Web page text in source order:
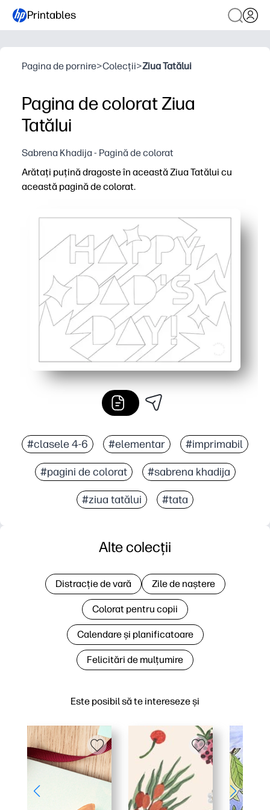
Printables
Pagina de pornire>Colecții>Ziua Tatălui
Pagina de colorat Ziua
Tatălui
Sabrena Khadija - Pagină de colorat
Arătați puțină dragoste în această Ziua Tatălui cu
această pagină de colorat.
#clasele 4-6 #elementar #imprimabil
#pagini de colorat #sabrena khadija
#ziua tatălui #tata
Este posibil să te intereseze și
Alte colecții
Distracție de vară Zile de naștere
Colorat pentru copii
Calendare și planificatoare
Felicitări de mulțumire